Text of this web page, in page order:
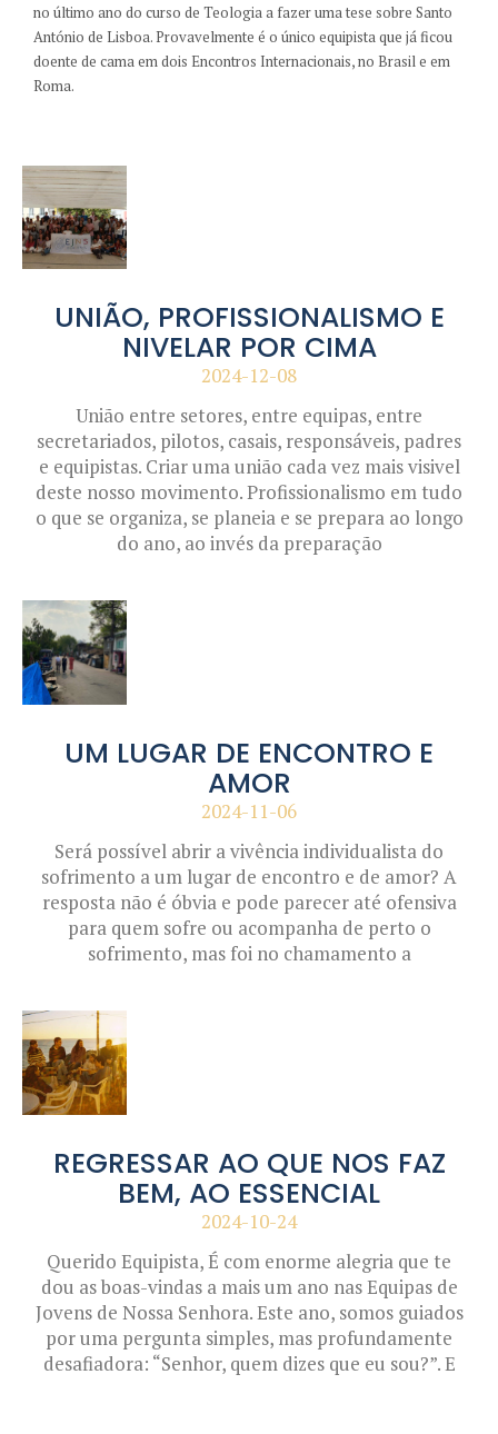
no último ano do curso de Teologia a fazer uma tese sobre Santo
António de Lisboa. Provavelmente é o único equipista que já ficou
doente de cama em dois Encontros Internacionais, no Brasil e em
Roma.
UNIÃO, PROFISSIONALISMO E
NIVELAR POR CIMA
2024-12-08
União entre setores, entre equipas, entre
secretariados, pilotos, casais, responsáveis, padres
e equipistas. Criar uma união cada vez mais visivel
deste nosso movimento. Profissionalismo em tudo
o que se organiza, se planeia e se prepara ao longo
do ano, ao invés da preparação
UM LUGAR DE ENCONTRO E
AMOR
2024-11-06
Será possível abrir a vivência individualista do
sofrimento a um lugar de encontro e de amor? A
resposta não é óbvia e pode parecer até ofensiva
para quem sofre ou acompanha de perto o
sofrimento, mas foi no chamamento a
REGRESSAR AO QUE NOS FAZ
BEM, AO ESSENCIAL
2024-10-24
Querido Equipista, É com enorme alegria que te
dou as boas-vindas a mais um ano nas Equipas de
Jovens de Nossa Senhora. Este ano, somos guiados
por uma pergunta simples, mas profundamente
desafiadora: “Senhor, quem dizes que eu sou?”. E